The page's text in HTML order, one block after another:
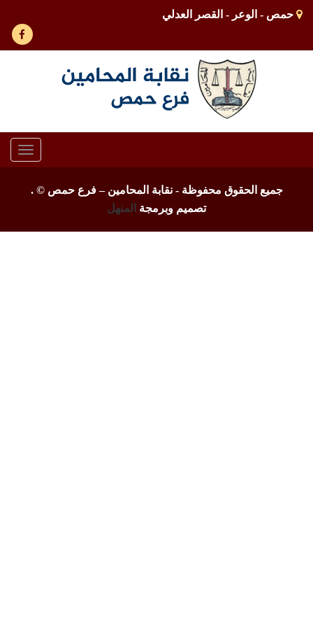
حمص - الوعر - القصر العدلي
جميع الحقوق محفوظة - نقابة المحامين – فرع حمص ©.
تصميم وبرمجة
المنهل